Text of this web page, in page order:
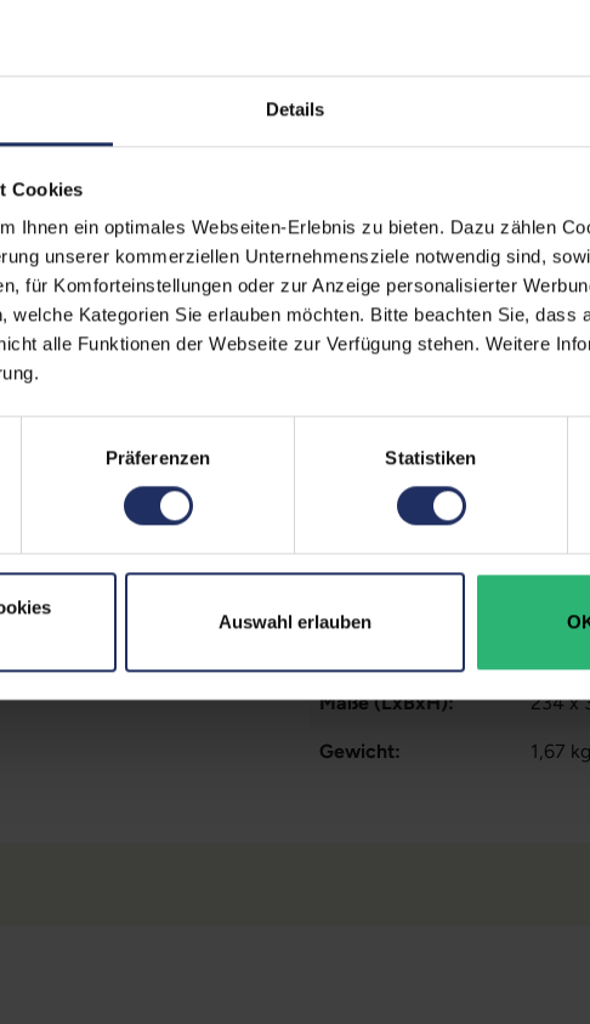
Details
Cookies
Ihnen ein optimales Webseiten-Erlebnis zu bieten. Dazu zählen
unserer kommerziellen Unternehmensziele notwendig sind,
für Komforteinstellungen oder zur Anzeige personalisierter
welche Kategorien Sie erlauben möchten. Bitte beachten Sie, dass
alle Funktionen der Webseite zur Verfügung stehen. Weitere
Präferenzen Statistiken
Auswahl erlauben
1x
Mehr
Displaygröße: 15,6
Displayauflösung: 1920
Tastaturlayout:
Onboard-Grafik: Intel®
Fingerprintreader:
Zustand:
Partnerprogramm:
Datenspeicher:
Arbeitsspeicher: 32 GB
Maße (LxBxH): 234 x
Gewicht: 1,67 kg